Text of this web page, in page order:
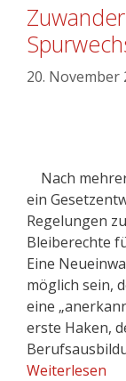
20. November
Nach
ein
Regelungen
Bleiberechte
Eine
möglich sein,
eine
erste Haken,
Weiterlesen